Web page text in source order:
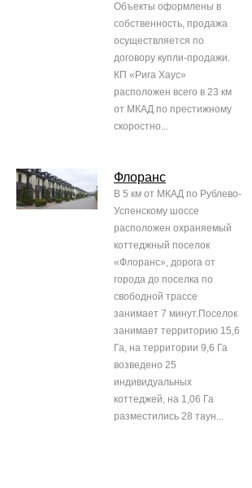
Объекты оформлены в
собственность, продажа
осуществляется по
договору купли-продажи.
КП «Рига Хаус»
расположен всего в 23 км
от МКАД по престижному
скоростно...
Флоранс
В 5 км от МКАД по Рублево-
Успенскому шоссе
расположен охраняемый
коттеджный поселок
«Флоранс», дорога от
города до поселка по
свободной трассе
занимает 7 минут.Поселок
занимает территорию 15,6
Га, на территории 9,6 Га
возведено 25
индивидуальных
коттеджей, на 1,06 Га
разместились 28 таун...